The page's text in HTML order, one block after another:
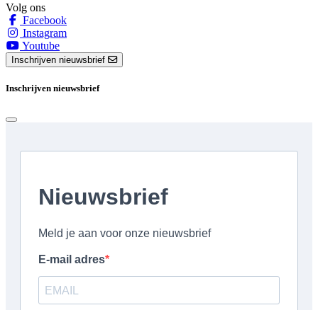
Volg ons
Facebook
Instagram
Youtube
Inschrijven nieuwsbrief
Inschrijven nieuwsbrief